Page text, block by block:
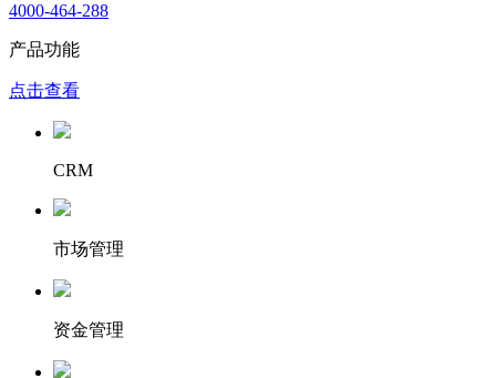
4000-464-288
产品功能
点击查看
CRM
市场管理
资金管理